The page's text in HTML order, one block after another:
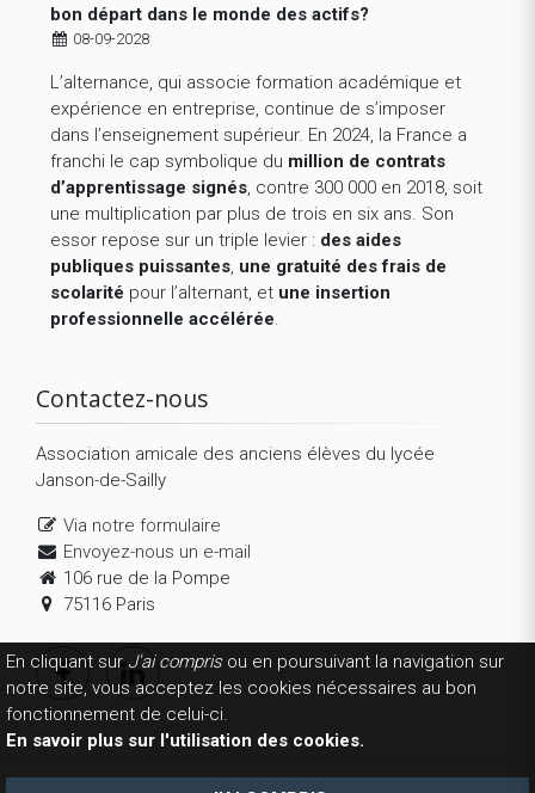
En cliquant sur J'ai comprisou en poursuivant la navigation sur
notre site, vous acceptez les cookies nécessaires au bon
fonctionnement de celui-ci.
En savoir plus sur l'utilisation des cookies.
bon départ dans le monde des actifs?
08-09-2028
L’alternance, qui associe formation académique et
expérience en entreprise, continue de s’imposer
dans l’enseignement supérieur. En 2024, la France a
franchi le cap symbolique du million de contrats
d’apprentissage signés, contre 300 000 en 2018, soit
une multiplication par plus de trois en six ans. Son
essor repose sur un triple levier : des aides
publiques puissantes, une gratuité des frais de
scolarité pour l’alternant, et une insertion
professionnelle accélérée.
Contactez-nous
Association amicale des anciens élèves du lycée
Janson-de-Sailly
Via notre formulaire
Envoyez-nous un e-mail
106 rue de la Pompe
75116 Paris